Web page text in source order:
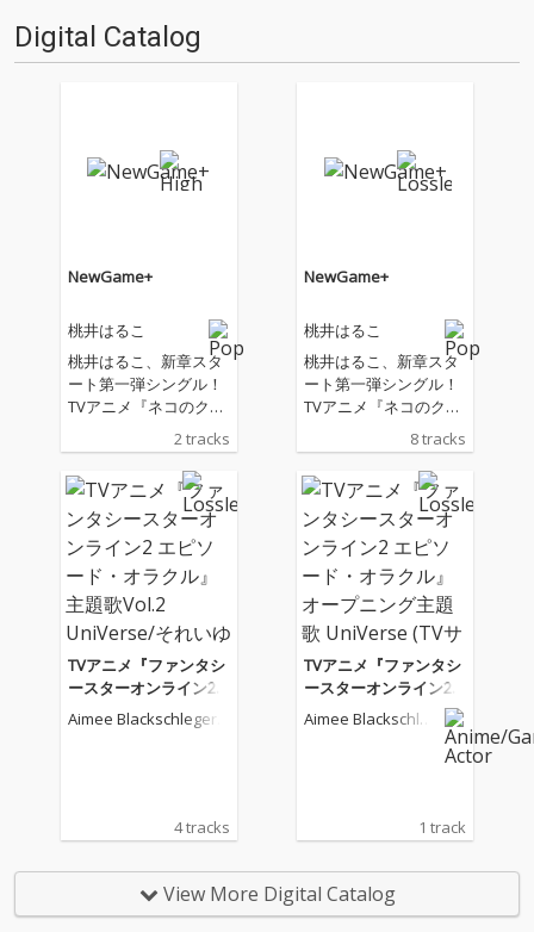
を遂にOTOTOYで配信開始!! tok
yo tori…
Digital Catalog
NewGame+
桃井はるこ
桃井はるこ、新章スタ
ート第一弾シングル！
TVアニメ『ネコのクラ
ちゃん ～Ordinary day
s～』エンディングテ
ーマの新曲「NewGam
e+」に加え、新曲「NA
NIKA」、そして待望の
楽曲配信「転売ヤーを
ぶっとばせ！」を収
録。さらに「LOVE.EX
E」2025年版ほか、カ
ラオケも付いた豪華仕
様。進化を続ける桃井
はるこの魅力が詰まっ
た、豪華デジタルシン
グルです。
2 tracks
NewGame+
桃井はるこ
桃井はるこ、新章スタ
ート第一弾シングル！
TVアニメ『ネコのクラ
ちゃん ～Ordinary day
s～』エンディングテ
ーマの新曲「NewGam
e+」に加え、新曲「NA
NIKA」、そして待望の
楽曲配信「転売ヤーを
ぶっとばせ！」を収
録。さらに「LOVE.EX
E」2025年版ほか、カ
ラオケも付いた豪華仕
様。進化を続ける桃井
はるこの魅力が詰まっ
た、豪華デジタルシン
グルです。
8 tracks
TVアニメ『ファンタシ
ースターオンライン2
エピソード・オラク
ル』主題歌Vol.2 UniVe
Aimee Blackschleger,
4 tracks
TVアニメ『ファンタシ
ースターオンライン2
エピソード・オラク
ル』オープニング主題
歌 UniVerse (TVサイズ)
Aimee Blackschleg
1 track
View More Digital Catalog